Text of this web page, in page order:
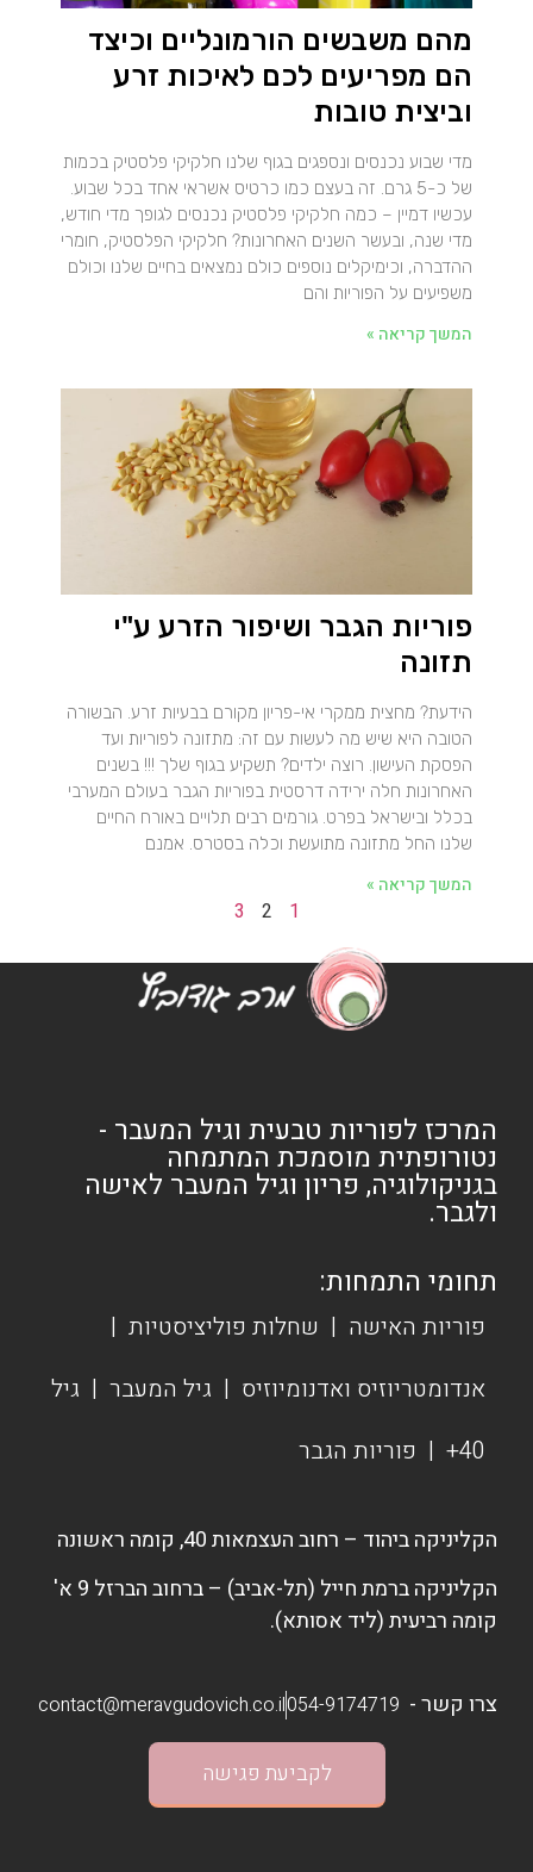
מהם משבשים הורמונליים וכיצד
הם מפריעים לכם לאיכות זרע
וביצית טובות
מדי שבוע נכנסים ונספגים בגוף שלנו חלקיקי פלסטיק בכמות
של כ-5 גרם. זה בעצם כמו כרטיס אשראי אחד בכל שבוע.
עכשיו דמיין – כמה חלקיקי פלסטיק נכנסים לגופך מדי חודש,
מדי שנה, ובעשר השנים האחרונות? חלקיקי הפלסטיק, חומרי
ההדברה, וכימיקלים נוספים כולם נמצאים בחיים שלנו וכולם
משפיעים על הפוריות והם
המשך קריאה »
פוריות הגבר ושיפור הזרע ע"י
תזונה
הידעת? מחצית ממקרי אי-פריון מקורם בבעיות זרע. הבשורה
הטובה היא שיש מה לעשות עם זה: מתזונה לפוריות ועד
הפסקת העישון. רוצה ילדים? תשקיע בגוף שלך !!! בשנים
האחרונות חלה ירידה דרסטית בפוריות הגבר בעולם המערבי
בכלל ובישראל בפרט. גורמים רבים תלויים באורח החיים
שלנו החל מתזונה מתועשת וכלה בסטרס. אמנם
המשך קריאה »
1
2
3
המרכז לפוריות טבעית וגיל המעבר -
נטורופתית מוסמכת המתמחה
בגניקולוגיה, פריון וגיל המעבר לאישה
ולגבר.
תחומי התמחות:
פוריות האישה | שחלות פוליציסטיות |
אנדומטריוזיס ואדנומיוזיס | גיל המעבר | גיל
40+
| פוריות הגבר
הקליניקה ביהוד – רחוב העצמאות 40, קומה ראשונה
הקליניקה ברמת חייל (תל-אביב) – ברחוב הברזל 9 א'
קומה רביעית (ליד אסותא).
צרו קשר - 054-9174719
contact@meravgudovich.co.il
לקביעת פגישה